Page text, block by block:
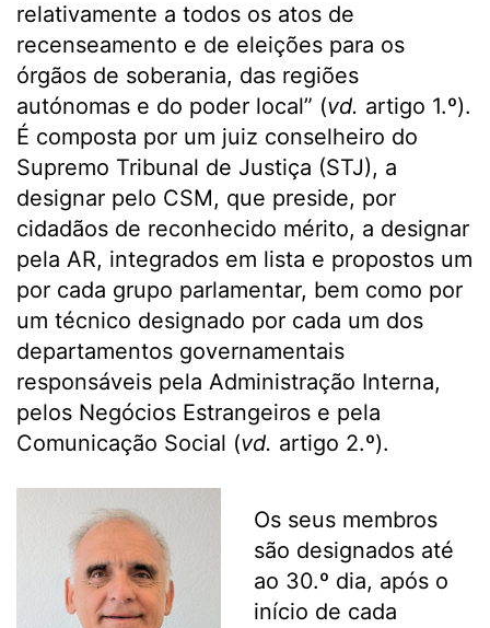
relativamente a todos os atos de
recenseamento e de eleições para os
órgãos de soberania, das regiões
autónomas e do poder local” (vd. artigo 1.º).
É composta por um juiz conselheiro do
Supremo Tribunal de Justiça (STJ), a
designar pelo CSM, que preside, por
cidadãos de reconhecido mérito, a designar
pela AR, integrados em lista e propostos um
por cada grupo parlamentar, bem como por
um técnico designado por cada um dos
departamentos governamentais
responsáveis pela Administração Interna,
pelos Negócios Estrangeiros e pela
Comunicação Social (vd. artigo 2.º).
Os seus membros
são designados até
ao 30.º dia, após o
início de cada